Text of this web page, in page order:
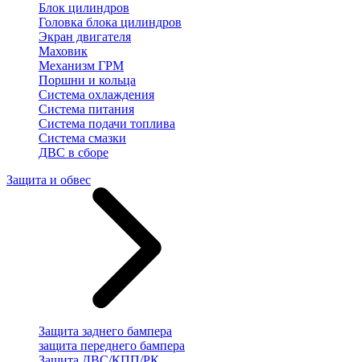
Блок цилиндров
Головка блока цилиндров
Экран двигателя
Маховик
Механизм ГРМ
Поршни и кольца
Система охлаждения
Система питания
Система подачи топлива
Система смазки
ДВС в сборе
Защита и обвес
Защита заднего бампера
защита переднего бампера